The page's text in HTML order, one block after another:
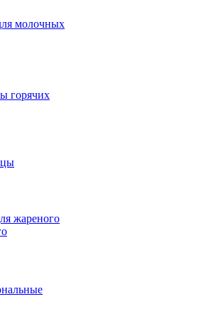
молочных
горячих
жареного